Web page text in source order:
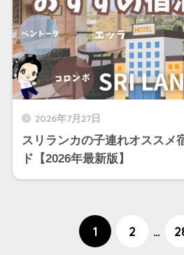
2026年7月27日
スリランカの子連れオススメ
ド【2026年最新版】
1 2 …